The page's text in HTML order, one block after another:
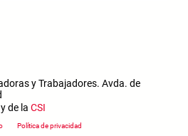
y Trabajadores. Avda. de
y de la CSI
Política de privacidad